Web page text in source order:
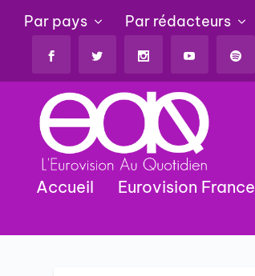
Par pays Par rédacteurs
Accueil Eurovision France